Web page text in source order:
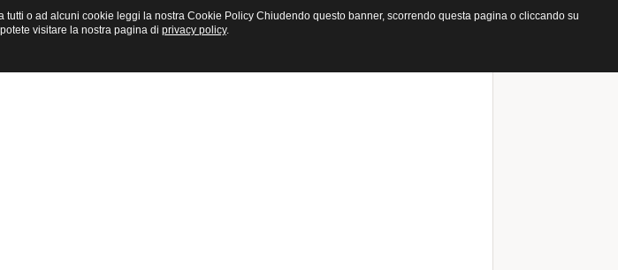
o ad alcuni cookie leggi la nostra Cookie Policy Chiudendo questo banner, scorrendo questa pagina o cliccando su
visitare la nostra pagina di privacy policy.